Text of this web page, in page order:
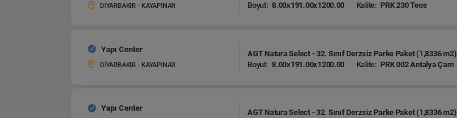
DİYARBAKIR - KAYAPINAR
Boyut: 8.00x191.00x1200.00 Kalite: PRK 230 Teos
Yapı Center
DİYARBAKIR - KAYAPINAR
AGT Natura Select - 32. Sınıf Derzsiz Parke Paket (1,8336 m2)
Boyut: 8.00x191.00x1200.00 Kalite: PRK 002 Antalya Çam
Yapı Center
AGT Natura Select - 32. Sınıf Derzsiz Parke Paket (1,8336 m2)